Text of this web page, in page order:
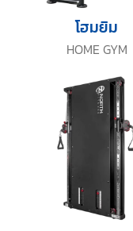
HOME GYM
โฮมยิม